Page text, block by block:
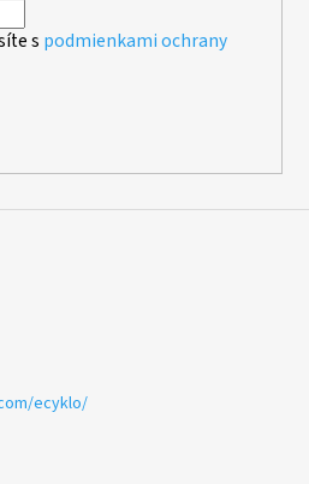
v
i
s podmienkami ochrany
ecyklo/